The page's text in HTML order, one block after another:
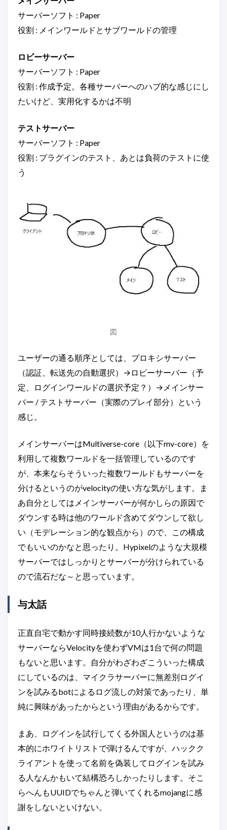
サーバーソフト : Paper
役割 : メインワールドとサブワールドの管理
ロビーサーバー
サーバーソフト : Paper
役割 : 作成予定。各種サーバーへのハブ的な感じにし
たいけど、実用化するかは不明
テストサーバー
サーバーソフト : Paper
役割 : プラグインのテスト、あとは負荷のテストに使
う
図
ユーザーの通る順序としては、プロキシサーバー
（認証、転送先の自動選択）→ロビーサーバー（予
定、ログインワールドの選択予定？）→メインサー
バー / テストサーバー（実際のプレイ部分）という
感じ。
メインサーバーはMultiverse-core（以下mv-core）を
利用して複数ワールドを一括管理しているのです
が、本来ならそういった複数ワールドもサーバーを
分けるというのがvelocityの使い方な気がします。ま
あ自分としてはメインサーバーが何かしらの原因で
ダウンする時は他のワールド含めてダウンして欲し
い（モデレーション的な観点から）ので、この構成
でもいいのかなと思ったり。Hypixelのような大規模
サーバーではしっかりとサーバーが分けられている
ので流石だな～と思っています。
与太話
正直自宅で動かす同時接続数が10人行かないような
サーバーならVelocityを使わずVMは1台で何の問題
もないと思います。自分がわざわざこういった構成
にしているのは、マイクラサーバーに無差別ログイ
ンを試みるbotによるログ流しの対策であったり、単
純に興味があったからという理由があるからです。
まあ、ログインを試行してくる外国人というのは基
本的にホワイトリストで弾けるんですが、ハックク
ライアントを使って名前を偽装してログインを試み
る人なんかもいて結構恐ろしかったりします。そこ
らへんもUUIDでちゃんと弾いてくれるmojangに感
謝をしないといけない。